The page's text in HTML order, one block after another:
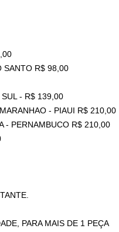
SANTO R$ 98,00
- R$ 139,00
- PIAUI R$ 210,00
- PERNAMBUCO R$ 210,00
PARA MAIS DE 1 PEÇA